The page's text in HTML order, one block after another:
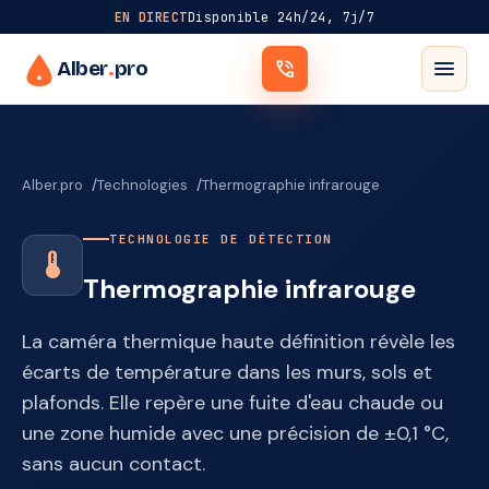
EN DIRECTDisponible 24h/24, 7j/7
Alber.pro phone_in_talk menu
Alber.pro Technologies Thermographie infrarouge
device_thermostat
TECHNOLOGIE DE DÉTECTION
Thermographie infrarouge
La caméra thermique haute définition révèle les
écarts de température dans les murs, sols et
plafonds. Elle repère une fuite d'eau chaude ou
une zone humide avec une précision de ±0,1 °C,
sans aucun contact.